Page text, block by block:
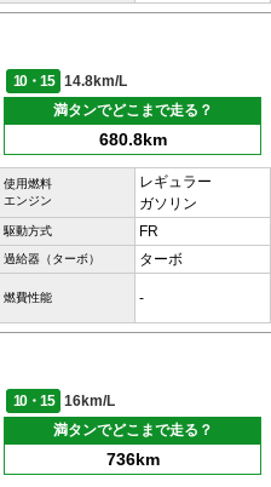
10・15
14.8km/L
満タンでどこまで走る？
680.8km
使用燃料
エンジン
レギュラー
ガソリン
駆動方式 FR
過給器（ターボ） ターボ
燃費性能 -
10・15
16km/L
満タンでどこまで走る？
736km